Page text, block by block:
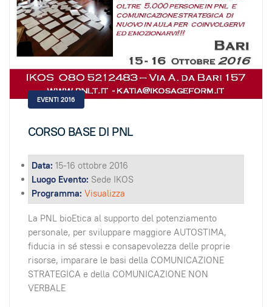
EVENTI 2016
CORSO BASE DI PNL
Data: 15-16 ottobre 2016
Luogo Evento: Sede IKOS
Programma: Visualizza
La PNL bioEtica al supporto del potenziamento
personale, per sviluppare maggiore AUTOSTIMA,
fiducia in sé stessi e consapevolezza delle proprie
risorse, imparare le basi della COMUNICAZIONE
STRATEGICA e della COMUNICAZIONE NON
VERBALE